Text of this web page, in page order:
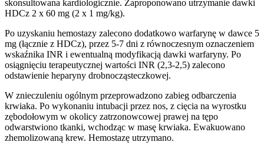
skonsultowana kardiologicznie. Zaproponowano utrzymanie dawki
HDCz 2 x 60 mg (2 x 1 mg/kg).
Po uzyskaniu hemostazy zalecono dodatkowo warfarynę w dawce 5
mg (łącznie z HDCz), przez 5-7 dni z równoczesnym oznaczeniem
wskaźnika INR i ewentualną modyfikacją dawki warfaryny. Po
osiągnięciu terapeutycznej wartości INR (2,3-2,5) zalecono
odstawienie heparyny drobnocząsteczkowej.
W znieczuleniu ogólnym przeprowadzono zabieg odbarczenia
krwiaka. Po wykonaniu intubacji przez nos, z cięcia na wyrostku
zębodołowym w okolicy zatrzonowcowej prawej na tępo
odwarstwiono tkanki, wchodząc w masę krwiaka. Ewakuowano
zhemolizowaną krew. Hemostazę utrzymano.